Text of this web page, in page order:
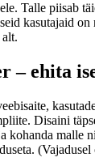
Talle piisab
kasutajaid
– ehita
Disaini
kohanda malle